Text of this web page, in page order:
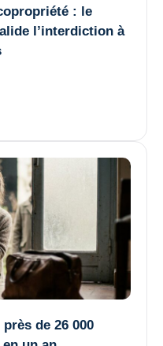
: le
l’interdiction à
de 26 000